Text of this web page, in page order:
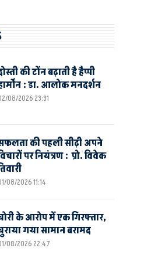
की टोंन बढ़ाती है हैप्पी
: डा. आलोक मनदर्शन
08/2026 23:31
की पहली सीढ़ी अपने
पर नियंत्रण : प्रो. विवेक
08/2026 11:14
के आरोप में एक गिरफ्तार,
गया सामान बरामद
08/2026 22:47